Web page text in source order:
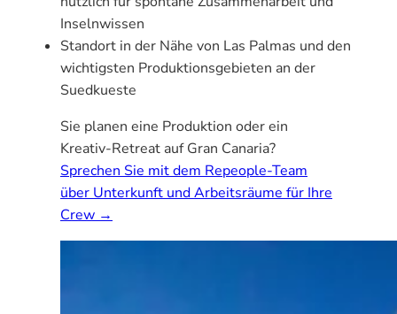
Inselnwissen
Standort in der Nähe von Las Palmas und den
wichtigsten Produktionsgebieten an der
Suedkueste
Sie planen eine Produktion oder ein
Kreativ-Retreat auf Gran Canaria?
Sprechen Sie mit dem Repeople-Team
über Unterkunft und Arbeitsräume für Ihre
Crew →